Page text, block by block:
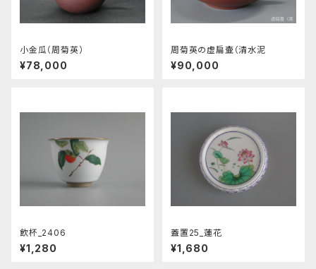
小金瓜（周菊英）
¥78,000
周菊英の虚扁壷（清水泥
¥90,000
飲杯_2406
¥1,280
蓋置25_蓮花
¥1,680